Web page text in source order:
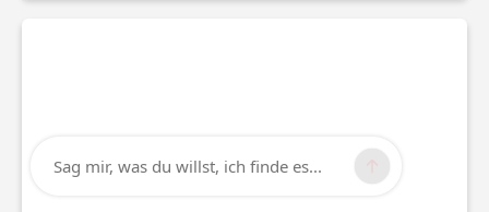
Sag mir, was du willst, ich finde es...